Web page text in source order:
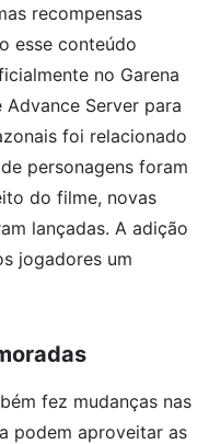
recompensas
esse conteúdo
no Garena
Advance Server para
foi relacionado
personagens foram
do filme, novas
lançadas. A adição
jogadores um
fez mudanças nas
podem aproveitar as